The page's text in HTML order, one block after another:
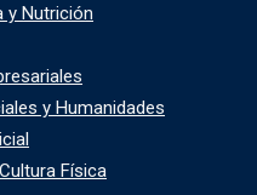
y Nutrición
y Humanidades
Física